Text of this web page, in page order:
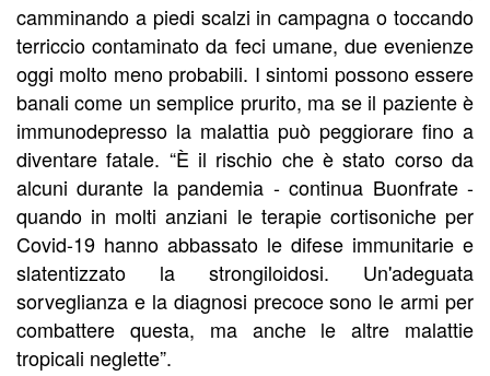
camminando a piedi scalzi in campagna o toccando
terriccio contaminato da feci umane, due evenienze
oggi molto meno probabili. I sintomi possono essere
banali come un semplice prurito, ma se il paziente è
immunodepresso la malattia può peggiorare fino a
diventare fatale. “È il rischio che è stato corso da
alcuni durante la pandemia - continua Buonfrate -
quando in molti anziani le terapie cortisoniche per
Covid-19 hanno abbassato le difese immunitarie e
slatentizzato la strongiloidosi. Un'adeguata
sorveglianza e la diagnosi precoce sono le armi per
combattere questa, ma anche le altre malattie
tropicali neglette”.